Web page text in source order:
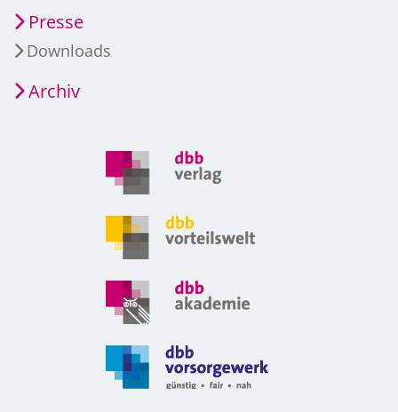
Presse
Downloads
Archiv